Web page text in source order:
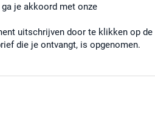
je akkoord met onze
uitschrijven door te klikken op de
die je ontvangt, is opgenomen.